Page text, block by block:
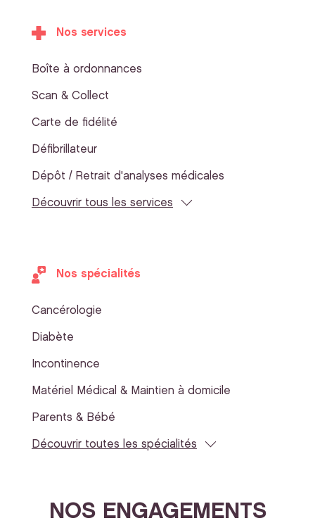
Nos services
Boîte à ordonnances
Scan & Collect
Carte de fidélité
Défibrillateur
Dépôt / Retrait d'analyses médicales
Découvrir tous les services
Nos spécialités
Cancérologie
Diabète
Incontinence
Matériel Médical & Maintien à domicile
Parents & Bébé
Découvrir toutes les spécialités
NOS ENGAGEMENTS